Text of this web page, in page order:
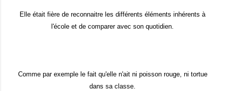
Elle était fière de reconnaitre les différents éléments inhérents à
l'école et de comparer avec son quotidien.
Comme par exemple le fait qu'elle n'ait ni poisson rouge, ni tortue
dans sa classe.